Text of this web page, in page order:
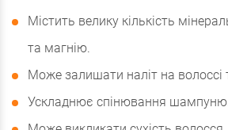
Містить велику кількість
та магнію.
Може залишати наліт на волоссі
Ускладнює спінювання